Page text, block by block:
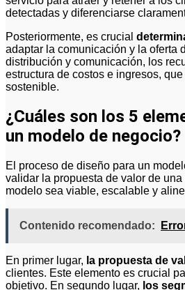
detectadas y diferenciarse
Posteriormente, es crucial
adaptar la comunicación y la oferta
distribución y comunicación, los
estructura de costos e ingresos,
sostenible.
¿Cuáles son los 5
un modelo de negocio?
El proceso de diseño para un
validar la propuesta de valor de
modelo sea viable, escalable y
Contenido recomendado:
En primer lugar, la propuesta de
clientes. Este elemento es crucial
objetivo. En segundo lugar, los